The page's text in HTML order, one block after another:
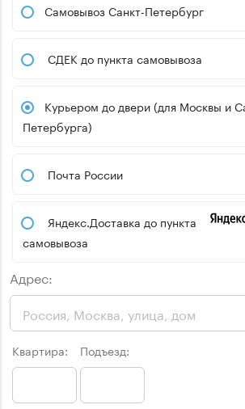
Самовывоз Санкт-Петербург
СДЕК до пункта самовывоза
Курьером до двери (для Москвы и Санкт-
Петербурга)
Почта России
Яндекс.Доставка до пункта
самовывоза
Адрес:
Квартира: Подъезд: